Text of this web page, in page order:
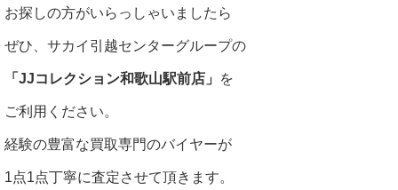
お探しの方がいらっしゃいましたら
ぜひ、サカイ引越センターグループの
「JJコレクション和歌山駅前店」 を
ご利用ください。
経験の豊富な買取専門のバイヤーが
1点1点丁寧に査定させて頂きます。